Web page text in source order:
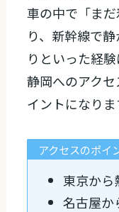
車の中で「ま
り、新幹線で
りといった経験
静岡へのアク
イントになりま
アクセスのポイ
東京から
名古屋か